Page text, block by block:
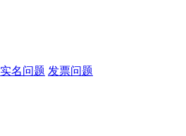
实名问题 发票问题